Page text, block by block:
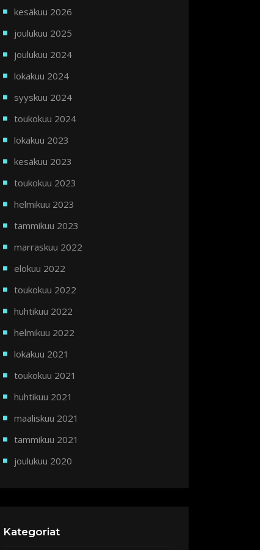
kesäkuu 2026
joulukuu 2025
joulukuu 2024
lokakuu 2024
syyskuu 2024
toukokuu 2024
lokakuu 2023
kesäkuu 2023
toukokuu 2023
helmikuu 2023
tammikuu 2023
marraskuu 2022
elokuu 2022
toukokuu 2022
huhtikuu 2022
helmikuu 2022
lokakuu 2021
toukokuu 2021
huhtikuu 2021
maaliskuu 2021
tammikuu 2021
joulukuu 2020
Kategoriat